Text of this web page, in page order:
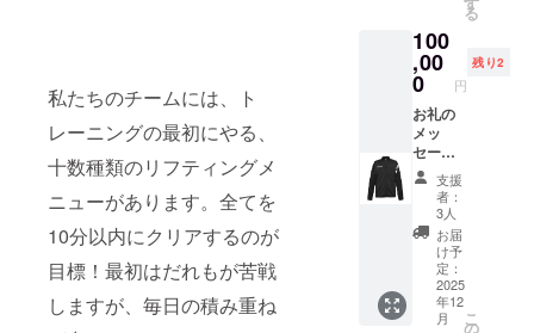
私たちのチームには、ト
レーニングの最初にやる、
十数種類のリフティングメ
ニューがあります。全てを
10分以内にクリアするのが
目標！最初はだれもが苦戦
しますが、毎日の積み重ね
知人、
〇〇選
手の
ジュニ
アチー
ム関係
者など)
※一般支
援者の
方は、
備考欄
に「一
般支援
者」と
ご記入
載ください
(OBOG、〇〇選
手保護者の知
人、〇〇選手の
ジュニアチーム
関係者など) ※一
般支援者の方
は、備考欄に
「一般支援者」
とご記入くださ
る
100
,00
0 円
残り2
お礼の
メッ
セージ
と、帝
京長岡
ロゴ入
りト
レーニ
ング
ジャー
ジ上下
セット
支援
者：
3人
お届
け予
定：
2025
年12
月
こ
の